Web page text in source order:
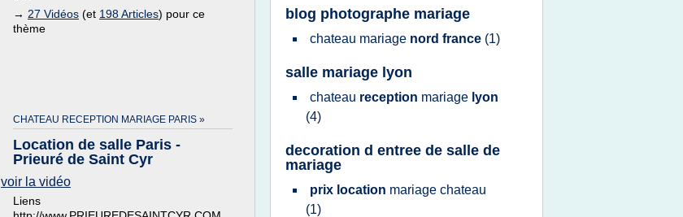
→ 27 Vidéos (et 198 Articles) pour ce
thème
CHATEAU RECEPTION MARIAGE PARIS »
Location de salle Paris -
Prieuré de Saint Cyr
voir la vidéo
Liens
blog photographe mariage
chateau mariage nord france (1)
salle mariage lyon
chateau reception mariage lyon
(4)
decoration d entree de salle de
mariage
prix location mariage chateau
(1)